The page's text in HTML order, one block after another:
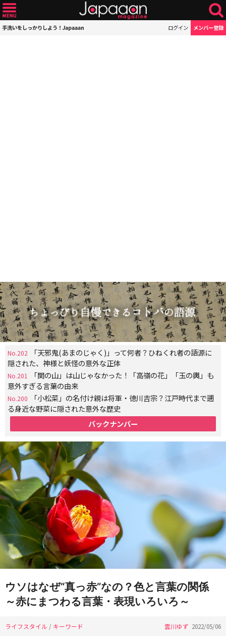
手洗いをしっかりしよう！Japaaan ログイン メンバー登録
No.202
「天邪鬼(あまのじゃく)」って何者？ひねくれ者の語源に
隠された、神様と妖怪の意外な正体
No.201
「関の山」は山じゃなかった！「高嶺の花」「玉の輿」も
意外すぎる言葉の由来
No.200
「小松菜」の名付け親は将軍・徳川吉宗？江戸時代まで遡
る身近な野菜に隠された意外な歴史
バックナンバー
ウソはなぜ“真っ赤”なの？色と言葉の関係
～赤にまつわる言葉・表現いろいろ～
ライフスタイル / キーワード 雲川ゆず 2022/05/06